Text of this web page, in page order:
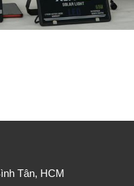
Tân, HCM